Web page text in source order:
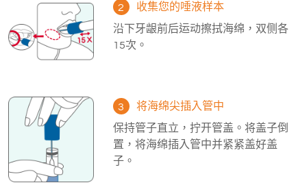
2
收集您的唾液样本
沿下牙龈前后运动擦拭海绵，双侧各
15次。
3
将海绵尖插入管中
保持管子直立，拧开管盖。将盖子倒
置，将海绵插入管中并紧紧盖好盖
子。